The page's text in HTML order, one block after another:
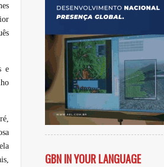
e
GBN IN YOUR LANGUAGE